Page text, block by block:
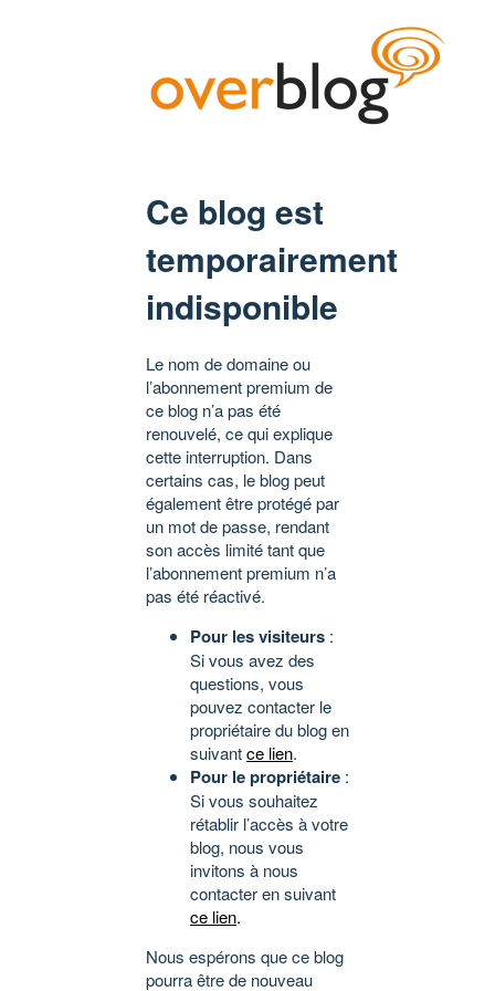
Ce blog est
temporairement
indisponible
Le nom de domaine ou
l’abonnement premium de
ce blog n’a pas été
renouvelé, ce qui explique
cette interruption. Dans
certains cas, le blog peut
également être protégé par
un mot de passe, rendant
son accès limité tant que
l’abonnement premium n’a
pas été réactivé.
Pour les visiteurs :
Si vous avez des
questions, vous
pouvez contacter le
propriétaire du blog en
suivantce lien.
Pour le propriétaire :
Si vous souhaitez
rétablir l’accès à votre
blog, nous vous
invitons à nous
contacter en suivant
ce lien.
Nous espérons que ce blog
pourra être de nouveau